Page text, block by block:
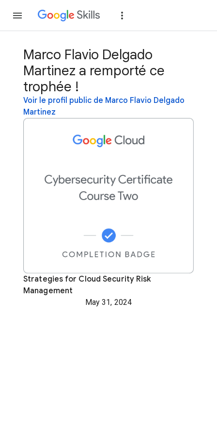
Marco Flavio Delgado
Martinez a remporté ce
trophée !
Voir le profil public de Marco Flavio Delgado
Martinez